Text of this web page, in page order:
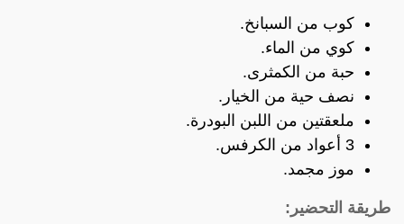
كوب من السبانخ.
كوي من الماء.
حبة من الكمثرى.
نصف حية من الخيار.
ملعقتين من اللبن البودرة.
3 أعواد من الكرفس.
موز مجمد.
طريقة التحضير: